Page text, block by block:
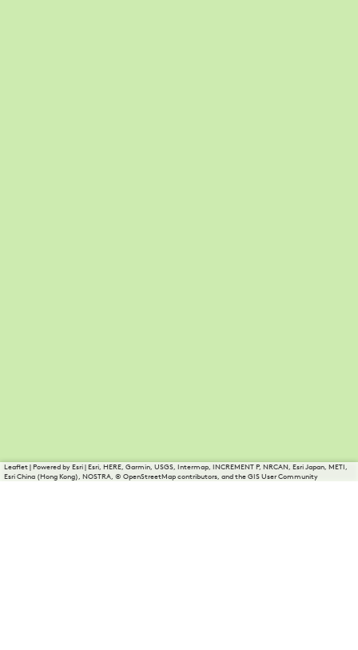
Leaflet|Powered by Esri | Esri, HERE, Garmin, USGS, Intermap, INCREMENT P, NRCAN, Esri Japan, METI,
Esri China (Hong Kong), NOSTRA, © OpenStreetMap contributors, and the GIS User Community